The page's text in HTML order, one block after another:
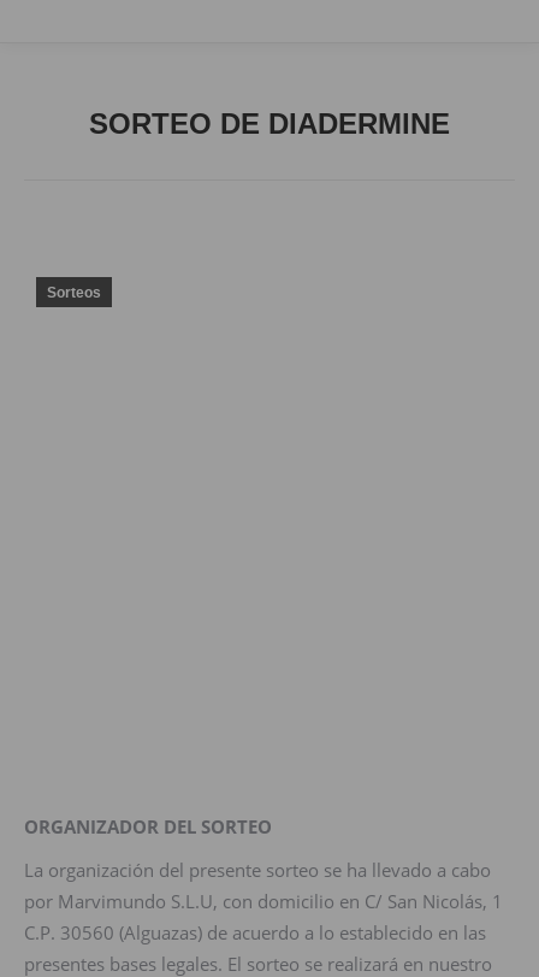
SORTEO DE DIADERMINE
Sorteos
ORGANIZADOR DEL SORTEO
La organización del presente sorteo se ha llevado a cabo
por Marvimundo S.L.U, con domicilio en C/ San Nicolás, 1
C.P. 30560 (Alguazas) de acuerdo a lo establecido en las
presentes bases legales. El sorteo se realizará en nuestro